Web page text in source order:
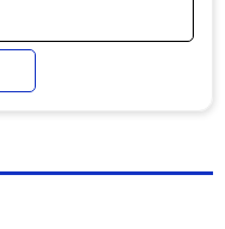
5320 (Core i5
256G, 13.3 inch, Full